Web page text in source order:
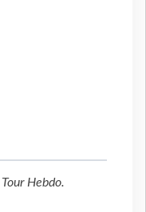
Tour Hebdo.